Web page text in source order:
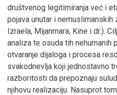
društvenog legitimiranja već i
pojava unutar i
Izraela, Mijanmara, Kine i dr.).
analiza te osuda tih nehumanih
otvaranje dijaloga i procesa
svakodnevlja koji jednostavno
razboritosti da prepoznaju
njihovu realizaciju. Nasuprot